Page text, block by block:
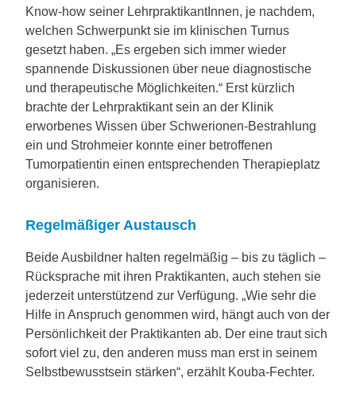
Know-how seiner LehrpraktikantInnen, je nachdem,
welchen Schwerpunkt sie im klinischen Turnus
gesetzt haben. „Es ergeben sich immer wieder
spannende Diskussionen über neue diagnostische
und therapeutische Möglichkeiten.“ Erst kürzlich
brachte der Lehrpraktikant sein an der Klinik
erworbenes Wissen über Schwerionen-Bestrahlung
ein und Strohmeier konnte einer betroffenen
Tumorpatientin einen entsprechenden Therapieplatz
organisieren.
Regelmäßiger Austausch
Beide Ausbildner halten regelmäßig – bis zu täglich –
Rücksprache mit ihren Praktikanten, auch stehen sie
jederzeit unterstützend zur Verfügung. „Wie sehr die
Hilfe in Anspruch genommen wird, hängt auch von der
Persönlichkeit der Praktikanten ab. Der eine traut sich
sofort viel zu, den anderen muss man erst in seinem
Selbstbewusstsein stärken“, erzählt Kouba-Fechter.